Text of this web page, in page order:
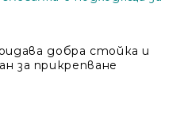
добра стойка и